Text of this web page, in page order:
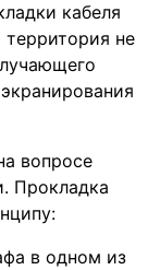
кабеля
не
вопросе
Прокладка
в одном из